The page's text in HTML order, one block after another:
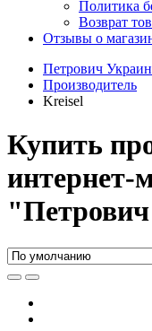
Политика
Возврат
Отзывы о
Петрович
Производитель
Kreisel
Купить
интернет-